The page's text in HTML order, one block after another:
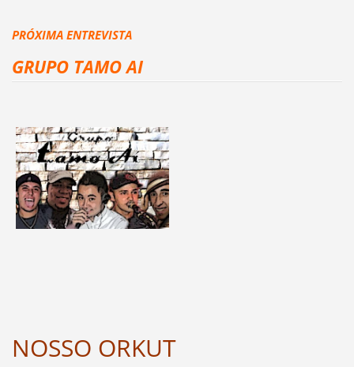
PRÓXIMA ENTREVISTA
GRUPO TAMO AI
NOSSO ORKUT